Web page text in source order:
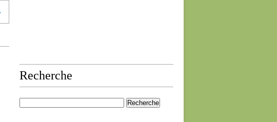
Recherche